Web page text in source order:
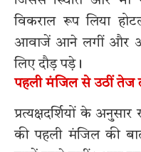
विकराल रूप लिया
आवाजें आने लगीं और
लिए दौड़ पड़े।
पहली मंजिल से उठीं तेज
प्रत्यक्षदर्शियों के
की पहली मंजिल की